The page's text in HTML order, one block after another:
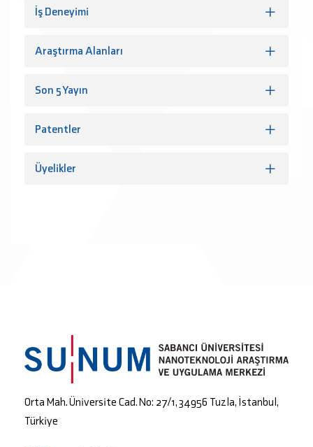
İş Deneyimi
Araştırma Alanları
Son 5 Yayın
Patentler
Üyelikler
Orta Mah. Üniversite Cad. No: 27/1, 34956 Tuzla, İstanbul,
Türkiye